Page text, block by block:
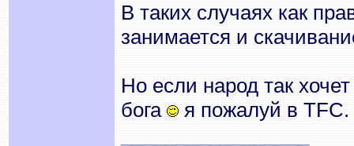
В таких случаях как
занимается и
Но если народ так
бога
я пожалуй в TFC.